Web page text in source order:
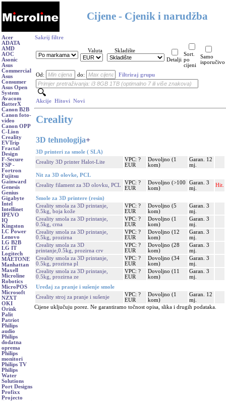
Cijene - Cjenik i narudžba
Acer
ADATA
AMD
AOC
Asonic
Asus
Commercial
Asus
Consumer
Asus Open
System
Avacom
BatterX
Canon B2B
Canon foto-
video
Canon OPP
C-Lion
Creality
EVTrip
Fractal
Design
F-Secure
FSP -
Fortron
Fujitsu
Gainward
Genesis
Genius
Gigabyte
Intel
Intellinet
IPEVO
IQ
Kingston
LC Power
Lenovo
LG B2B
LG IT
Logitech
MAETONE
Manhattan
Maxell
Microline
Robotics
MicroPOS
Microsoft
NZXT
OKI
Orink
Palit
Patriot
Philips
audio
Philips
dodatna
oprema
Philips
monitori
Philips TV
Philips
Water
Solutions
Port Designs
Profixx
Projecto
Sakrij filtre
Valuta
Skladište
Detalji
Sort.
po
cijeni
Samo
isporučivo
Od: do: Filtriraj grupu
Akcije Hitovi Novi
Creality
3D tehnologija+
3D printeri za smole ( SLA)
Creality 3D printer Halot-Lite
VPC: ?
EUR
Dovoljno (1
kom)
Garan. 12
mj.
Nit za 3D olovke, PCL
Creality filament za 3D olovku, PCL
VPC: ?
EUR
Dovoljno (>100
kom)
Garan. 3
mj.
Hit.
Smole za 3D printere (resin)
Creality smola za 3D printanje,
0.5kg, boja kože
VPC: ?
EUR
Dovoljno (5
kom)
Garan. 3
mj.
Creality smola za 3D printanje,
0.5kg, crna
VPC: ?
EUR
Dovoljno (1
kom)
Garan. 3
mj.
Creality smola za 3D printanje,
0.5kg, prozirna
VPC: ?
EUR
Dovoljno (12
kom)
Garan. 3
mj.
Creality smola za 3D
printanje,0.5kg, prozirna crv
VPC: ?
EUR
Dovoljno (28
kom)
Garan. 3
mj.
Creality smola za 3D printanje,
0.5kg, prozirna pl
VPC: ?
EUR
Dovoljno (34
kom)
Garan. 3
mj.
Creality smola za 3D printanje,
0.5kg, prozirna ze
VPC: ?
EUR
Dovoljno (11
kom)
Garan. 3
mj.
Uređaj za pranje i sušenje smole
Creality stroj za pranje i sušenje
VPC: ?
EUR
Dovoljno (1
kom)
Garan. 12
mj.
Cijene uključuju porez. Ne garantiramo točnost opisa, slika i drugih podataka.